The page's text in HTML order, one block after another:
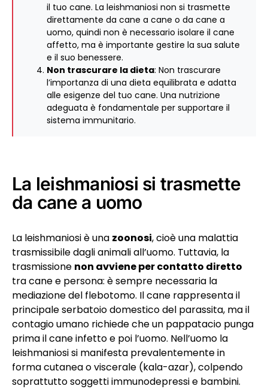
il tuo cane. La leishmaniosi non si trasmette
direttamente da cane a cane o da cane a
uomo, quindi non è necessario isolare il cane
affetto, ma è importante gestire la sua salute
e il suo benessere.
Non trascurare la dieta: Non trascurare
l’importanza di una dieta equilibrata e adatta
alle esigenze del tuo cane. Una nutrizione
adeguata è fondamentale per supportare il
sistema immunitario.
La leishmaniosi si trasmette
da cane a uomo
La leishmaniosi è una zoonosi, cioè una malattia
trasmissibile dagli animali all’uomo. Tuttavia, la
trasmissione non avviene per contatto diretto
tra cane e persona: è sempre necessaria la
mediazione del flebotomo. Il cane rappresenta il
principale serbatoio domestico del parassita, ma il
contagio umano richiede che un pappatacio punga
prima il cane infetto e poi l’uomo. Nell’uomo la
leishmaniosi si manifesta prevalentemente in
forma cutanea o viscerale (kala-azar), colpendo
soprattutto soggetti immunodepressi e bambini.